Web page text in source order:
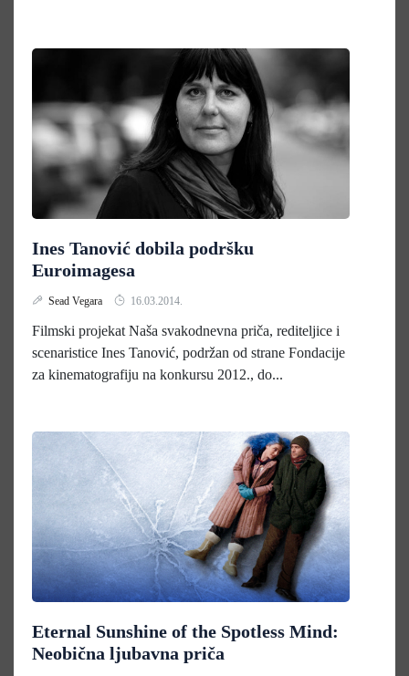
Ines Tanović dobila podršku
Euroimagesa
Sead Vegara 16.03.2014.
Filmski projekat Naša svakodnevna priča, rediteljice i
scenaristice Ines Tanović, podržan od strane Fondacije
za kinematografiju na konkursu 2012., do...
Eternal Sunshine of the Spotless Mind:
Neobična ljubavna priča